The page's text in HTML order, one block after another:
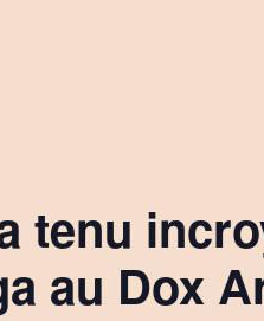
tenu
au Dox